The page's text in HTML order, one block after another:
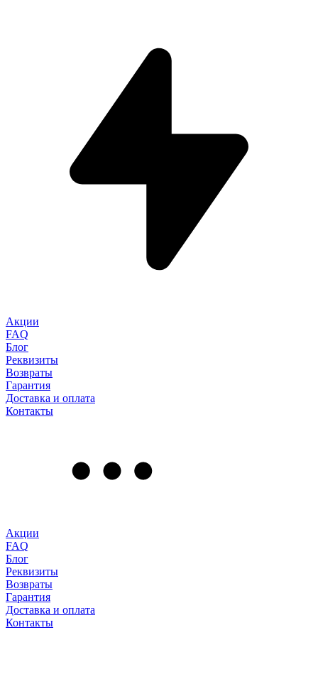
Акции
FAQ
Блог
Реквизиты
Возвраты
Гарантия
Доставка и оплата
Контакты
Акции
FAQ
Блог
Реквизиты
Возвраты
Гарантия
Доставка и оплата
Контакты